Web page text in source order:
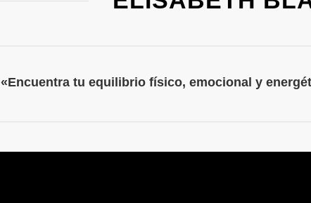
«Encuentra tu equilibrio físico, emocional y